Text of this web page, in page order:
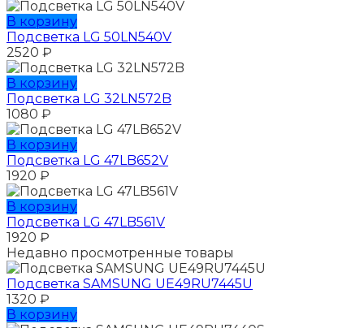
В корзину
Подсветка LG 50LN540V
2520 ₽
В корзину
Подсветка LG 32LN572B
1080 ₽
В корзину
Подсветка LG 47LB652V
1920 ₽
В корзину
Подсветка LG 47LB561V
1920 ₽
Недавно просмотренные товары
Подсветка SAMSUNG UЕ49RU7445U
1320 ₽
В корзину